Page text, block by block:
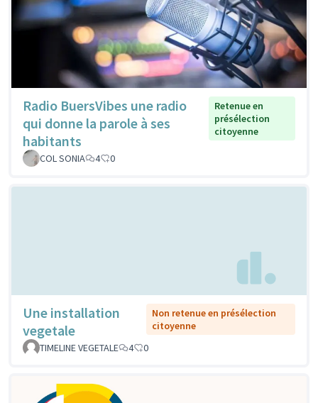
Radio BuersVibes une radio
qui donne la parole à ses
habitants
Retenue en
présélection
citoyenne
COL SONIA 4 0
Une installation
vegetale
Non retenue en présélection
citoyenne
TIMELINE VEGETALE
4 0